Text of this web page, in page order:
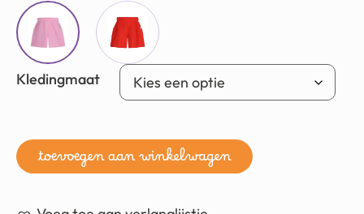
Kledingmaat
toevoegen aan winkelwagen